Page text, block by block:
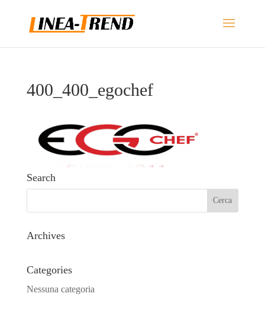
400_400_egochef
Search
Archives
Categories
Nessuna categoria